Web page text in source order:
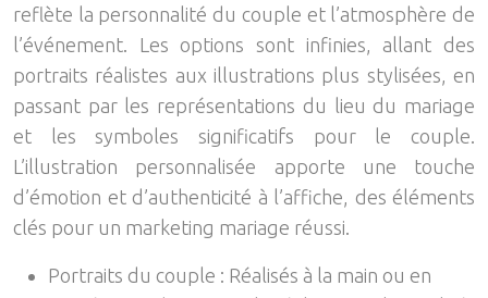
reflète la personnalité du couple et l’atmosphère de
l’événement. Les options sont infinies, allant des
portraits réalistes aux illustrations plus stylisées, en
passant par les représentations du lieu du mariage
et les symboles significatifs pour le couple.
L’illustration personnalisée apporte une touche
d’émotion et d’authenticité à l’affiche, des éléments
clés pour un marketing mariage réussi.
Portraits du couple : Réalisés à la main ou en